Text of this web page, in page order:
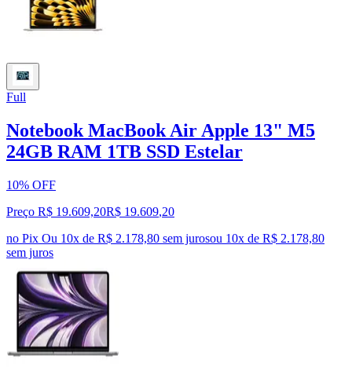
Full
Notebook MacBook Air Apple 13" M5
24GB RAM 1TB SSD Estelar
10% OFF
Preço R$ 19.609,20R$ 19.609,20
no Pix Ou 10x de R$ 2.178,80 sem jurosou 10x de R$ 2.178,80
sem juros